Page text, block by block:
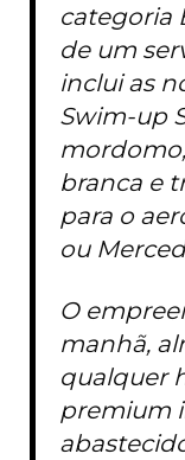
categoria
de um
inclui as
Swim-up
branca e
para o
ou
O
manhã,
qualquer
premium